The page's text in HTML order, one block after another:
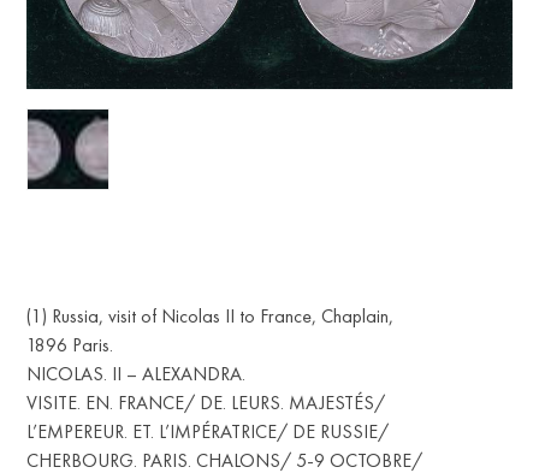
(1) Russia, visit of Nicolas II to France, Chaplain,
1896 Paris.
NICOLAS. II – ALEXANDRA.
VISITE. EN. FRANCE/ DE. LEURS. MAJESTÉS/
L’EMPEREUR. ET. L’IMPÉRATRICE/ DE RUSSIE/
CHERBOURG. PARIS. CHALONS/ 5-9 OCTOBRE/